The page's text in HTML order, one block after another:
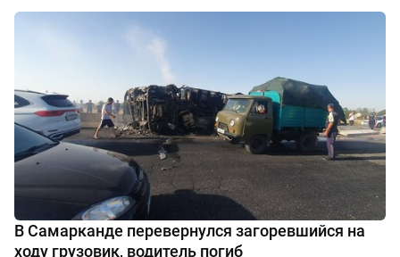
В Самарканде перевернулся загоревшийся на
ходу грузовик, водитель погиб